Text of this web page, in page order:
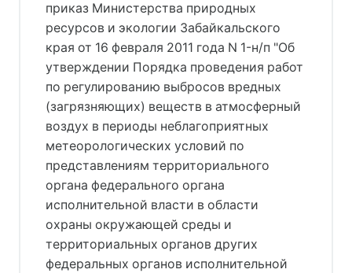
приказ Министерства природных
ресурсов и экологии Забайкальского
края от 16 февраля 2011 года N 1-н/п "Об
утверждении Порядка проведения работ
по регулированию выбросов вредных
(загрязняющих) веществ в атмосферный
воздух в периоды неблагоприятных
метеорологических условий по
представлениям территориального
органа федерального органа
исполнительной власти в области
охраны окружающей среды и
территориальных органов других
федеральных органов исполнительной